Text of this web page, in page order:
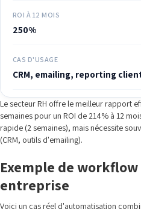
ROI À 12 MOIS
250%
CAS D'USAGE
CRM, emailing, reporting
Le secteur RH offre le meilleur rapport
semaines pour un ROI de 214% à 12
rapide (2 semaines), mais nécessite
(CRM, outils d'emailing).
Exemple de
entreprise
Voici un cas réel d'automatisation